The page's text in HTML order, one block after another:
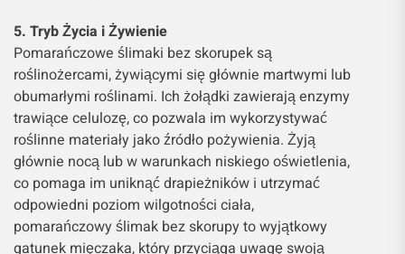
5. Tryb Życia i Żywienie
Pomarańczowe ślimaki bez skorupek są
roślinożercami, żywiącymi się głównie martwymi lub
obumarłymi roślinami. Ich żołądki zawierają enzymy
trawiące celulozę, co pozwala im wykorzystywać
roślinne materiały jako źródło pożywienia. Żyją
głównie nocą lub w warunkach niskiego oświetlenia,
co pomaga im uniknąć drapieżników i utrzymać
odpowiedni poziom wilgotności ciała,
pomarańczowy ślimak bez skorupy to wyjątkowy
gatunek mięczaka, który przyciąga uwagę swoją